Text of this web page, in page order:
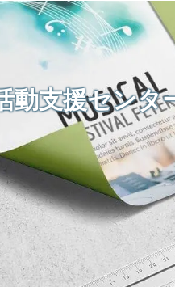
動支援セン